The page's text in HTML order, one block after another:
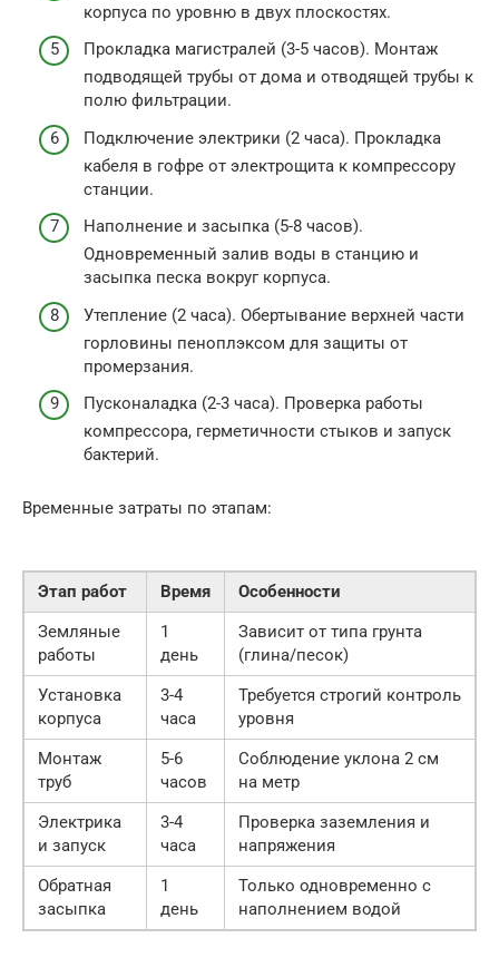
корпуса по уровню в двух плоскостях.
Прокладка магистралей (3-5 часов). Монтаж
подводящей трубы от дома и отводящей трубы к
полю фильтрации.
Подключение электрики (2 часа). Прокладка
кабеля в гофре от электрощита к компрессору
станции.
Наполнение и засыпка (5-8 часов).
Одновременный залив воды в станцию и
засыпка песка вокруг корпуса.
Утепление (2 часа). Обертывание верхней части
горловины пеноплэксом для защиты от
промерзания.
Пусконаладка (2-3 часа). Проверка работы
компрессора, герметичности стыков и запуск
бактерий.
Временные затраты по этапам:
Этап работ Время
Особенности
Земляные
работы
1
день
Зависит от типа грунта
(глина/песок)
Установка
корпуса
3-4
часа
Требуется строгий контроль
уровня
Монтаж
труб
5-6
часов
Соблюдение уклона 2 см
на метр
Электрика
и запуск
3-4
часа
Проверка заземления и
напряжения
Обратная
засыпка
1
день
Только одновременно с
наполнением водой